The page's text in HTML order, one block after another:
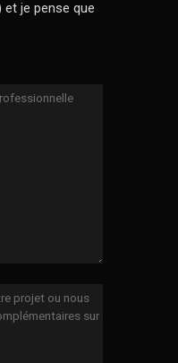
je pense que
projet ou nous
sur